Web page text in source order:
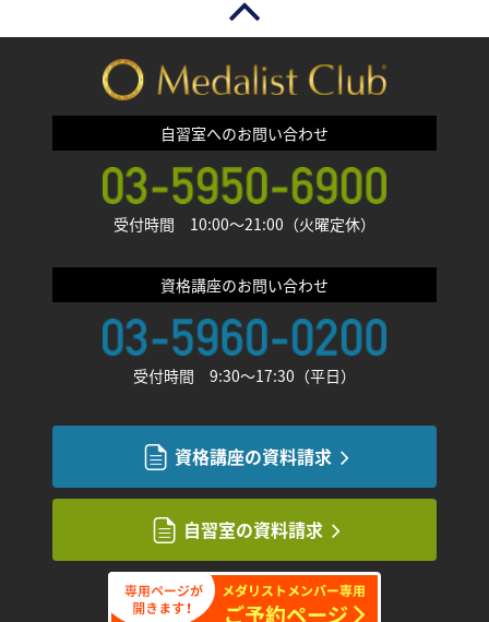
自習室へのお問い合わせ
受付時間 10:00〜21:00（火曜定休）
資格講座のお問い合わせ
受付時間 9:30〜17:30（平日）
資格講座の資料請求
自習室の資料請求